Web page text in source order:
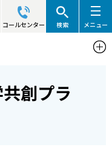
コールセンター 検索 メニュー
創プラ